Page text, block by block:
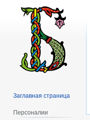
Заглавная страница
Персоналии